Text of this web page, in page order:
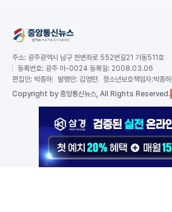
주소: 광주광역시 남구 천변좌로 552번길21 가동511호
등록번호: 광주 아-0024 등록일: 2008.03.06
편집인: 박종하 발행인: 김영란 청소년보호책임자:박종하
Copyright by 중앙통신뉴스, All Rights Reserved.